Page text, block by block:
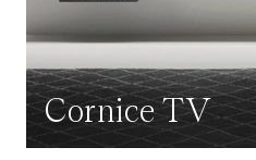
Cornice TV